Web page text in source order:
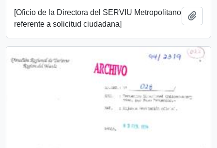
[Oficio de la Directora del SERVIU Metropolitano
referente a solicitud ciudadana]